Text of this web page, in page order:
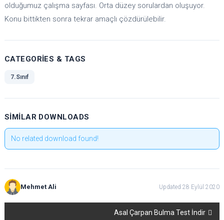
olduğumuz çalışma sayfası. Orta düzey sorulardan oluşuyor.
Konu bittikten sonra tekrar amaçlı çözdürülebilir.
CATEGORIES & TAGS
7.Sınıf
SIMILAR DOWNLOADS
No related download found!
Mehmet Ali Updated 28 Eylül 2020
Asal Çarpan Bulma Test İndir